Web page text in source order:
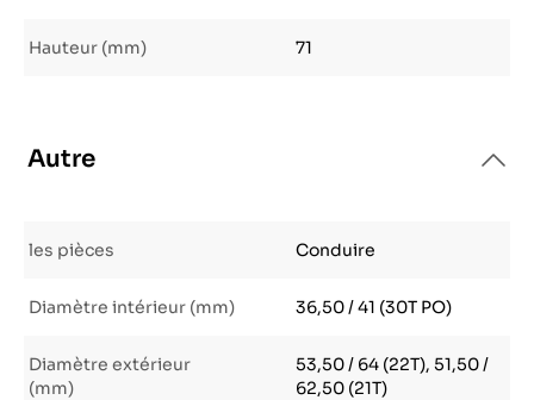
Hauteur (mm) 71
Autre
les pièces Conduire
Diamètre intérieur (mm) 36,50 / 41 (30T PO)
Diamètre extérieur
(mm)
53,50 / 64 (22T), 51,50 /
62,50 (21T)